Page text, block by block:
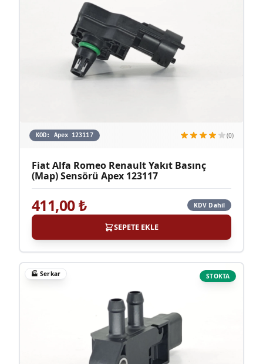
KOD: Apex 123117 (0)
Fiat Alfa Romeo Renault Yakıt Basınç
(Map) Sensörü Apex 123117
411,00₺ KDV Dahil
SEPETE EKLE
STOKTA
🏭Serkar